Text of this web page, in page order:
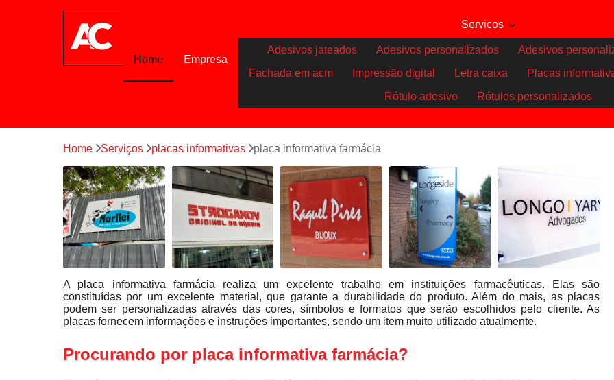
Home Empresa
Servicos
Adesivos jateados Adesivos personalizados
Adesivos
Fachada em acm
Impressão digital Letra caixa Placas
Rótulo adesivo
Rótulos personalizados
Home Serviços placas informativas placa informativa farmácia
A placa informativa farmácia realiza um excelente trabalho em instituições farmacêuticas. Elas são
constituídas por um excelente material, que garante a durabilidade do produto. Além do mais, as placas
podem ser personalizadas através das cores, símbolos e formatos que serão escolhidos pelo cliente. As
placas fornecem informações e instruções importantes, sendo um item muito utilizado atualmente.
Procurando por placa informativa farmácia?